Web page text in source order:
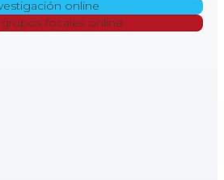
online
focales online